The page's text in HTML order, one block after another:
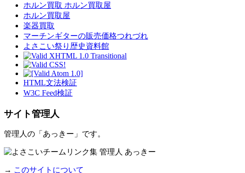
ホルン買取 ホルン買取屋
ホルン買取屋
楽器買取
マーチンギターの販売価格つれづれ
よさこい祭り歴史資料館
HTML文法検証
W3C Feed検証
サイト管理人
管理人の「あっきー」です。
→ このサイトについて